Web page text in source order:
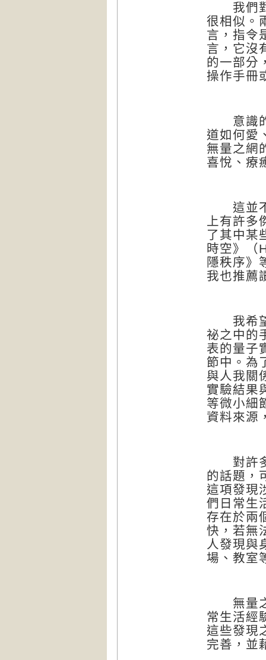
我們對
很相似。
言，指令
言，它沒
的一部分
操作手冊
意識的
道如何愛
無量之網
喜悅、療
這並不
上有許
了其中某
時空》（
隱秩序》
我也推薦
我希望
祕之中的
表的量子
節中。為
與人我關
實驗結果
等微小細
資料來源
對許多
的話題，
這項發現
們日常生
存在於兩
快，若無
人發現與
場、教室
無量之
常生活經
這些發現
完善，並